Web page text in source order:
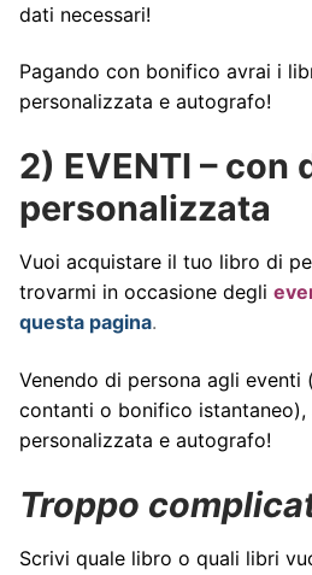
dati necessari!
Pagando con bonifico avrai i
personalizzata e autografo!
2) EVENTI – con
personalizzata
Vuoi acquistare il tuo libro di
trovarmi in occasione degli
questa pagina.
Venendo di persona agli
contanti o bonifico
personalizzata e autografo!
Troppo
Scrivi quale libro o quali libri